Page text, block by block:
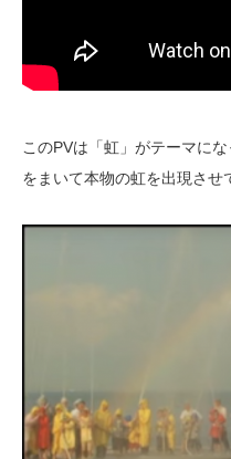
このPVは「虹」がテーマに
をまいて本物の虹を出現させ